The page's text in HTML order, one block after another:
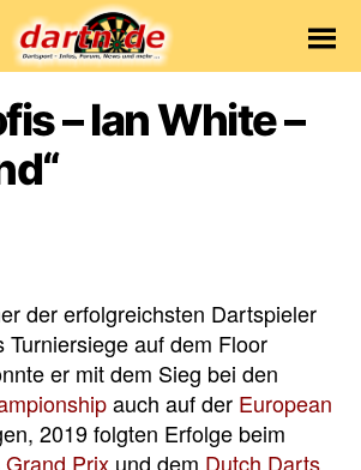
– Ian White –
der erfolgreichsten Dartspieler
Turniersiege auf dem Floor
er mit dem Sieg bei den
auch auf der European
2019 folgten Erfolge beim
Prix und dem Dutch Darts